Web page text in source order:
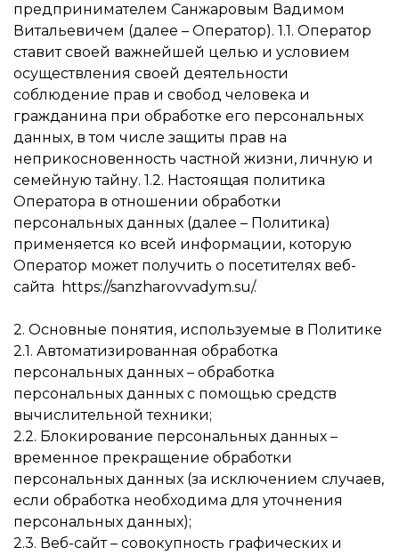
предпринимателем Санжаровым Вадимом
Витальевичем (далее – Оператор). 1.1. Оператор
ставит своей важнейшей целью и условием
осуществления своей деятельности
соблюдение прав и свобод человека и
гражданина при обработке его персональных
данных, в том числе защиты прав на
неприкосновенность частной жизни, личную и
семейную тайну. 1.2. Настоящая политика
Оператора в отношении обработки
персональных данных (далее – Политика)
применяется ко всей информации, которую
Оператор может получить о посетителях веб-
сайта https://sanzharovvadym.su/.
2. Основные понятия, используемые в Политике
2.1. Автоматизированная обработка
персональных данных – обработка
персональных данных с помощью средств
вычислительной техники;
2.2. Блокирование персональных данных –
временное прекращение обработки
персональных данных (за исключением случаев,
если обработка необходима для уточнения
персональных данных);
2.3. Веб-сайт – совокупность графических и